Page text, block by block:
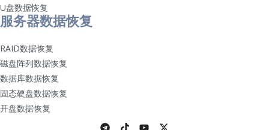
U盘数据恢复
服务器数据恢复
RAID数据恢复
磁盘阵列数据恢复
数据库数据恢复
固态硬盘数据恢复
开盘数据恢复